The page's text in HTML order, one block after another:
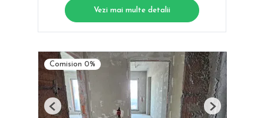
Vezi mai multe detalii
Comision 0%
Previous Next